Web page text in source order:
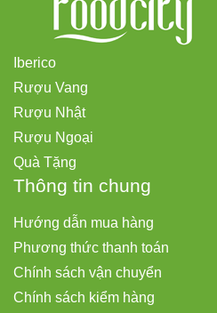
Iberico
Rượu Vang
Rượu Nhật
Rượu Ngoại
Quà Tặng
Thông tin chung
Hướng dẫn mua hàng
Phương thức thanh toán
Chính sách vận chuyển
Chính sách kiểm hàng